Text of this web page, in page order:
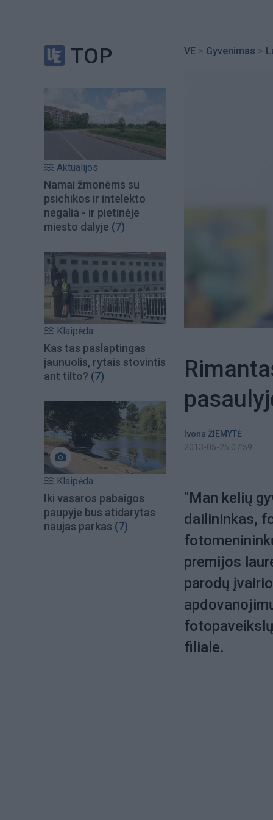
TOP
Aktualijos
Namai žmonėms su
psichikos ir intelekto
negalia - ir pietinėje
miesto dalyje (7)
Klaipėda
Kas tas paslaptingas
jaunuolis, rytais stovintis
ant tilto? (7)
Klaipėda
Iki vasaros pabaigos
paupyje bus atidarytas
naujas parkas (7)
VE > Gyvenimas >
Ivona ŽIEMYTĖ
2013-05-25 07:59
"Man kelių
dailininkas,
premijos
parodų
filiale.